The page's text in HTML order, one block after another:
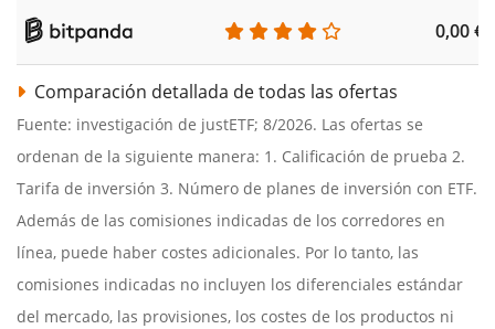
0,00 €
Comparación detallada de todas las ofertas
Fuente: investigación de justETF; 8/2026. Las ofertas se
ordenan de la siguiente manera: 1. Calificación de prueba 2.
Tarifa de inversión 3. Número de planes de inversión con ETF.
Además de las comisiones indicadas de los corredores en
línea, puede haber costes adicionales. Por lo tanto, las
comisiones indicadas no incluyen los diferenciales estándar
del mercado, las provisiones, los costes de los productos ni